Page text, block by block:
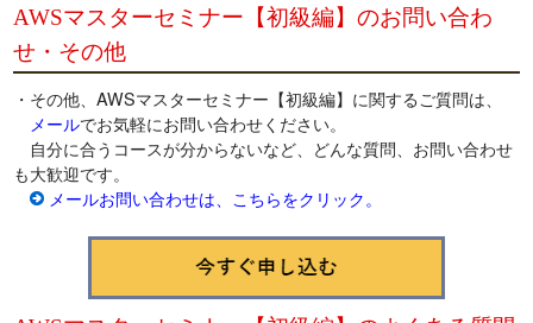
AWSマスターセミナー【初級編】のお問い合わ
せ・その他
・その他、AWSマスターセミナー【初級編】に関するご質問は、
メールでお気軽にお問い合わせください。
自分に合うコースが分からないなど、どんな質問、お問い合わせ
も大歓迎です。
メールお問い合わせは、こちらをクリック。